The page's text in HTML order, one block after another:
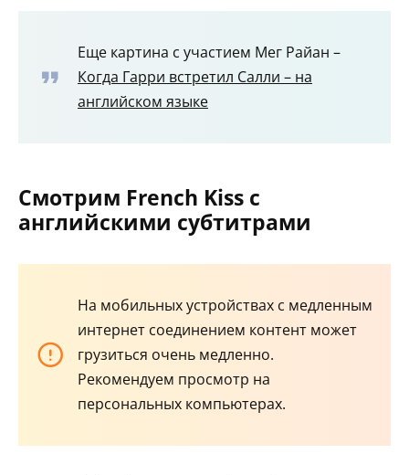
Еще картина с участием Мег Райан –
Когда Гарри встретил Салли – на
английском языке
Смотрим French Kiss с
английскими субтитрами
На мобильных устройствах с медленным
интернет соединением контент может
грузиться очень медленно.
Рекомендуем просмотр на
персональных компьютерах.